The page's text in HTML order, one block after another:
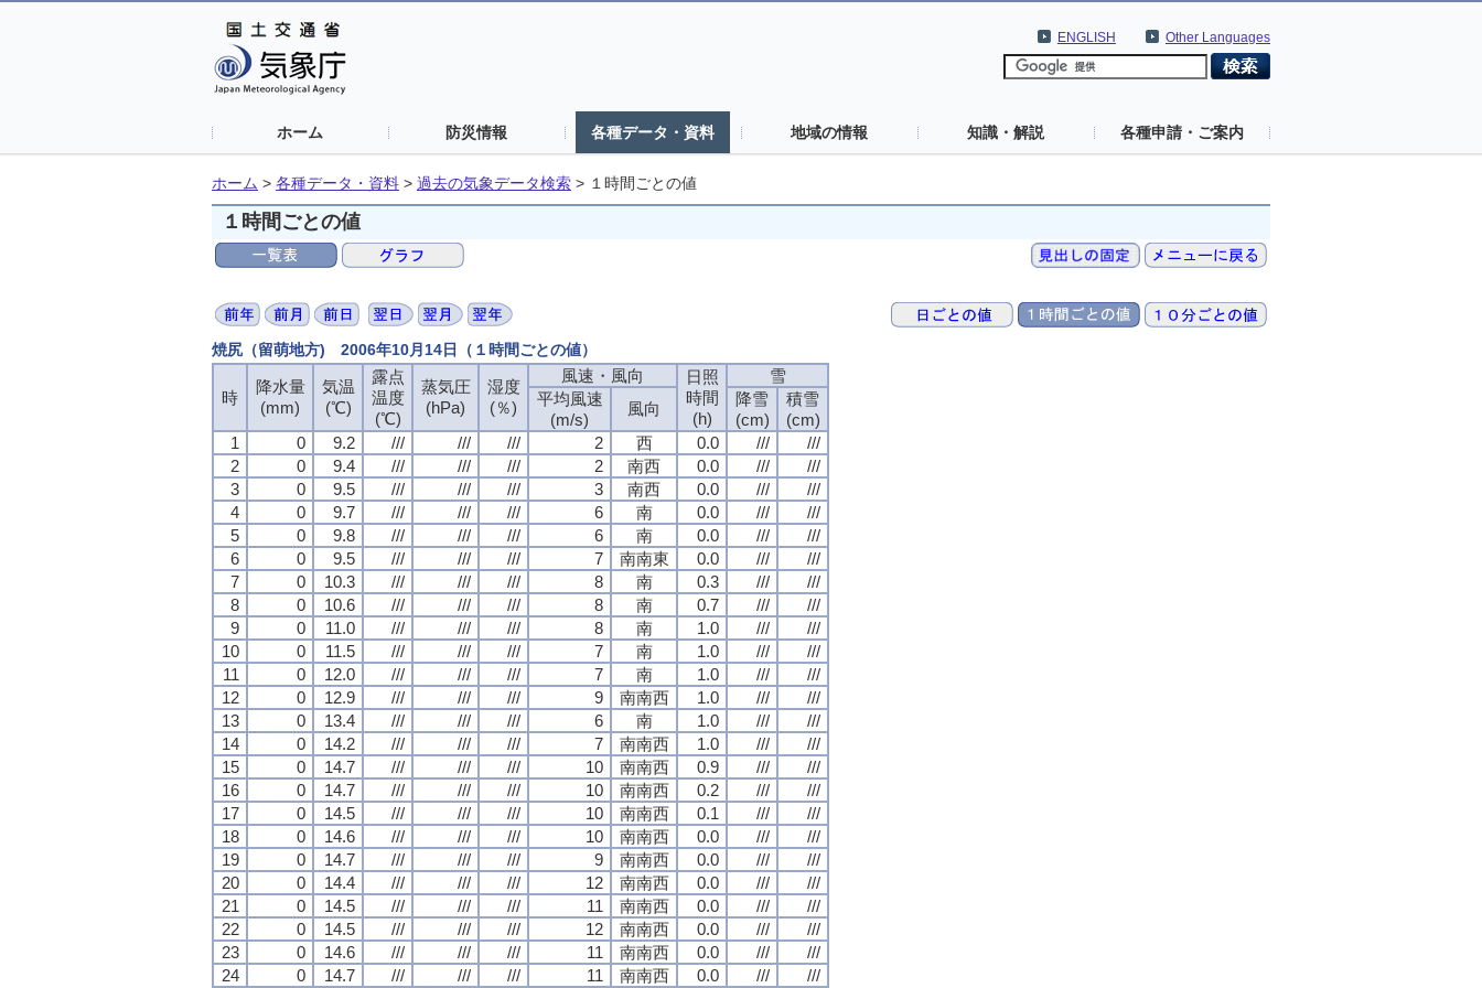
Other Languages
ENGLISH
ホーム 防災情報 各種データ・資料 地域の情報 知識・解説 各種申請・ご案内
ホーム > 各種データ・資料 > 過去の気象データ検索 > １時間ごとの値
１時間ごとの値
焼尻（留萌地方) 2006年10月14日（１時間ごとの値）
時
降水量
(mm)
気温
(℃)
露点
温度
(℃)
蒸気圧
(hPa)
湿度
(％)
風速・風向
日照
時間
(h)
雪
平均風速
(m/s)
風向
降雪
(cm)
積雪
(cm)
1
0 9.2 /// /// /// 2 西 0.0 ///
///
2
0 9.4 /// /// /// 2 南西 0.0 ///
///
3
0 9.5 /// /// /// 3 南西 0.0 ///
///
4
0 9.7 /// /// /// 6 南 0.0 ///
///
5
0 9.8 /// /// /// 6 南 0.0 ///
///
6
0 9.5 /// /// /// 7 南南東 0.0 ///
///
7
0 10.3 /// /// /// 8 南 0.3 ///
///
8
0 10.6 /// /// /// 8 南 0.7 ///
///
9
0 11.0 /// /// /// 8 南 1.0 ///
///
10
0 11.5 /// /// /// 7 南 1.0 ///
///
11
0 12.0 /// /// /// 7 南 1.0 ///
///
12
0 12.9 /// /// /// 9 南南西 1.0 ///
///
13
0 13.4 /// /// /// 6 南 1.0 ///
///
14
0 14.2 /// /// /// 7 南南西 1.0 ///
///
15
0 14.7 /// /// /// 10 南南西 0.9 ///
///
16
0 14.7 /// /// /// 10 南南西 0.2 ///
///
17
0 14.5 /// /// /// 10 南南西 0.1 ///
///
18
0 14.6 /// /// /// 10 南南西 0.0 ///
///
19
0 14.7 /// /// /// 9 南南西 0.0 ///
///
20
0 14.4 /// /// /// 12 南南西 0.0 ///
///
21
0 14.5 /// /// /// 11 南南西 0.0 ///
///
22
0 14.5 /// /// /// 12 南南西 0.0 ///
///
23
0 14.6 /// /// /// 11 南南西 0.0 ///
///
24
0 14.7 /// /// /// 11 南南西 0.0 /// ///